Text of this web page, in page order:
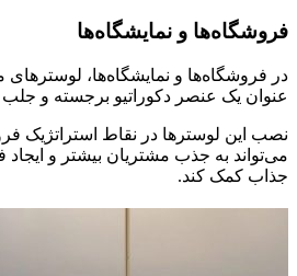
فروشگاه‌ها و نمایشگاه‌ها
در فروشگاه‌ها و نمایشگاه‌ها، لوسترهای
عنوان یک عنصر دکوراتیو برجسته و جلب
نصب این لوسترها در نقاط استراتژیک
می‌تواند به جذب مشتریان بیشتر و
جذاب کمک کند.